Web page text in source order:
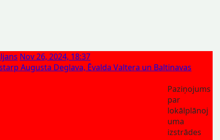
Nov 26, 2024, 18:37
Augusta Deglava, Ēvalda Valtera un Baltinavas
Paziņojums
par
lokālplānoj
uma
izstrādes